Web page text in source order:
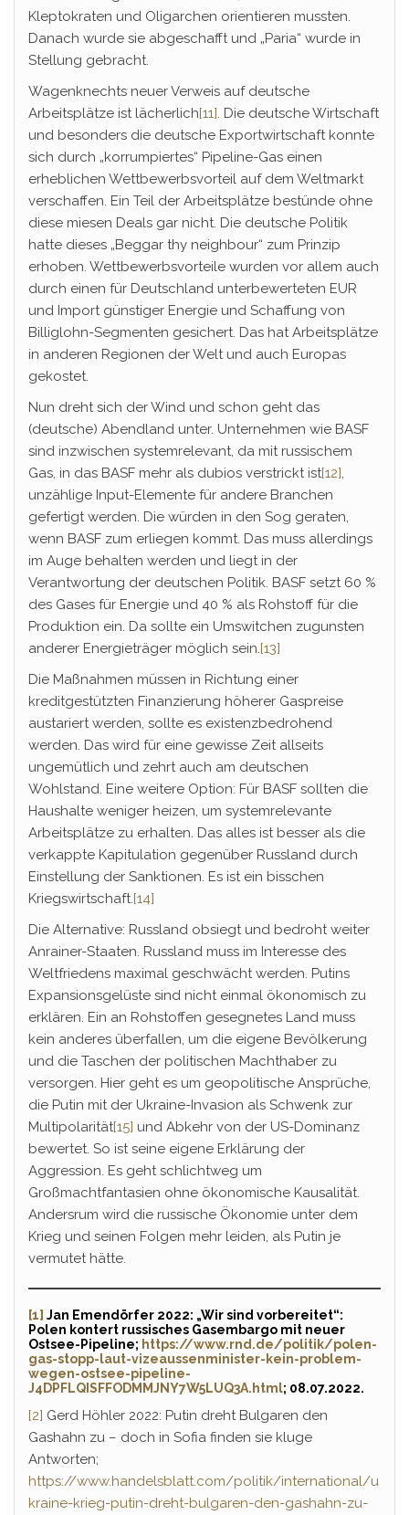
Kleptokraten und Oligarchen orientieren mussten.
Danach wurde sie abgeschafft und „Paria“ wurde in
Stellung gebracht.
Wagenknechts neuer Verweis auf deutsche
Arbeitsplätze ist lächerlich[11]. Die deutsche Wirtschaft
und besonders die deutsche Exportwirtschaft konnte
sich durch „korrumpiertes“ Pipeline-Gas einen
erheblichen Wettbewerbsvorteil auf dem Weltmarkt
verschaffen. Ein Teil der Arbeitsplätze bestünde ohne
diese miesen Deals gar nicht. Die deutsche Politik
hatte dieses „Beggar thy neighbour“ zum Prinzip
erhoben. Wettbewerbsvorteile wurden vor allem auch
durch einen für Deutschland unterbewerteten EUR
und Import günstiger Energie und Schaffung von
Billiglohn-Segmenten gesichert. Das hat Arbeitsplätze
in anderen Regionen der Welt und auch Europas
gekostet.
Nun dreht sich der Wind und schon geht das
(deutsche) Abendland unter. Unternehmen wie BASF
sind inzwischen systemrelevant, da mit russischem
Gas, in das BASF mehr als dubios verstrickt ist[12],
unzählige Input-Elemente für andere Branchen
gefertigt werden. Die würden in den Sog geraten,
wenn BASF zum erliegen kommt. Das muss allerdings
im Auge behalten werden und liegt in der
Verantwortung der deutschen Politik. BASF setzt 60 %
des Gases für Energie und 40 % als Rohstoff für die
Produktion ein. Da sollte ein Umswitchen zugunsten
anderer Energieträger möglich sein.[13]
Die Maßnahmen müssen in Richtung einer
kreditgestützten Finanzierung höherer Gaspreise
austariert werden, sollte es existenzbedrohend
werden. Das wird für eine gewisse Zeit allseits
ungemütlich und zehrt auch am deutschen
Wohlstand. Eine weitere Option: Für BASF sollten die
Haushalte weniger heizen, um systemrelevante
Arbeitsplätze zu erhalten. Das alles ist besser als die
verkappte Kapitulation gegenüber Russland durch
Einstellung der Sanktionen. Es ist ein bisschen
Kriegswirtschaft.[14]
Die Alternative: Russland obsiegt und bedroht weiter
Anrainer-Staaten. Russland muss im Interesse des
Weltfriedens maximal geschwächt werden. Putins
Expansionsgelüste sind nicht einmal ökonomisch zu
erklären. Ein an Rohstoffen gesegnetes Land muss
kein anderes überfallen, um die eigene Bevölkerung
und die Taschen der politischen Machthaber zu
versorgen. Hier geht es um geopolitische Ansprüche,
die Putin mit der Ukraine-Invasion als Schwenk zur
Multipolarität[15] und Abkehr von der US-Dominanz
bewertet. So ist seine eigene Erklärung der
Aggression. Es geht schlichtweg um
Großmachtfantasien ohne ökonomische Kausalität.
Andersrum wird die russische Ökonomie unter dem
Krieg und seinen Folgen mehr leiden, als Putin je
vermutet hätte.
[1] Jan Emendörfer 2022: „Wir sind vorbereitet“:
Polen kontert russisches Gasembargo mit neuer
Ostsee-Pipeline; https://www.rnd.de/politik/polen-
gas-stopp-laut-vizeaussenminister-kein-problem-
wegen-ostsee-pipeline-
J4DPFLQISFFODMMJNY7W5LUQ3A.html; 08.07.2022.
[2] Gerd Höhler 2022: Putin dreht Bulgaren den
Gashahn zu – doch in Sofia finden sie kluge
Antworten;
https://www.handelsblatt.com/politik/international/u
kraine-krieg-putin-dreht-bulgaren-den-gashahn-zu-